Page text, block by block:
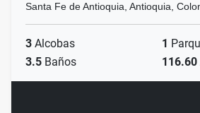
Santa Fe de Antioquia, Antioquia,
3 Alcobas 1
3.5 Baños 116.60